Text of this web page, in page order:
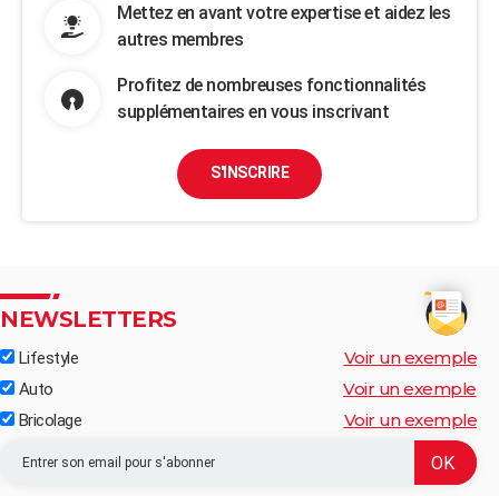
Mettez en avant votre expertise et aidez les
autres membres
Profitez de nombreuses fonctionnalités
supplémentaires en vous inscrivant
S'INSCRIRE
NEWSLETTERS
Lifestyle Voir un exemple
Auto Voir un exemple
Bricolage Voir un exemple